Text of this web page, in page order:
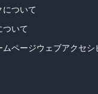
について
ついて
ムページウェブアクセ